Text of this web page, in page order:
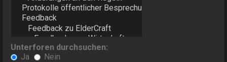
Unterforen durchsuchen:
Ja
Nein